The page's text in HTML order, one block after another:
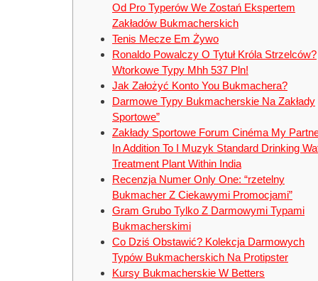
Od Pro Typerów We Zostań Ekspertem
Zakładów Bukmacherskich
Tenis Mecze Em Żywo
Ronaldo Powalczy O Tytuł Króla Strzelców?
Wtorkowe Typy Mhh 537 Pln!
Jak Założyć Konto You Bukmachera?
Darmowe Typy Bukmacherskie Na Zakłady
Sportowe”
Zakłady Sportowe Forum Cinéma My
In Addition To I Muzyk Standard Drinking
Treatment Plant Within India
Recenzja Numer Only One: “rzetelny
Bukmacher Z Ciekawymi Promocjami”
Gram Grubo Tylko Z Darmowymi Typami
Bukmacherskimi
Co Dziś Obstawić? Kolekcja Darmowych
Typów Bukmacherskich Na Protipster
Kursy Bukmacherskie W Betters